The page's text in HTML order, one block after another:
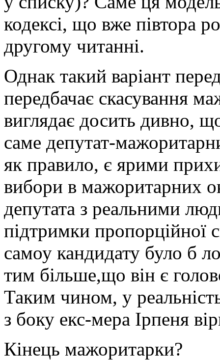
кодексі, що вже півтора
другому читанні.
Однак такий варіант
передбачає скасування
виглядає досить дивно,
саме депутат-
як правило, є ярими
вибори в мажоритарних
депутата з реальними
підтримки пропорційної
самоу кандидату було б
тим більше,що він є
Таким чином, у
з боку екс-мера Ірпеня
Кінець мажоритарки?